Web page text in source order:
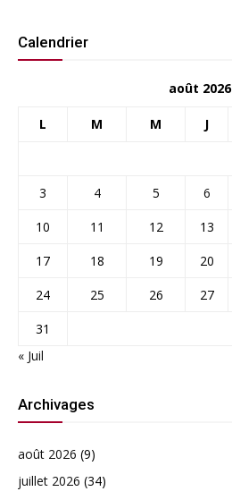
Calendrier
août 2026
L M M J
3
4 5 6
10
11 12 13
17
18 19 20
24
25 26 27
31
« Juil
Archivages
août 2026 (9)
juillet 2026 (34)